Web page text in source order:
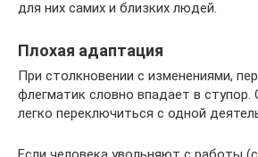
для них самих и близких людей.
Плохая адаптация
При столкновении с изменениями,
флегматик словно впадает в ступор.
легко переключиться с одной